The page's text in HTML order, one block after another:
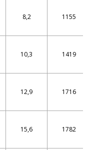
8,2 1155
10,3 1419
12,9 1716
15,6 1782